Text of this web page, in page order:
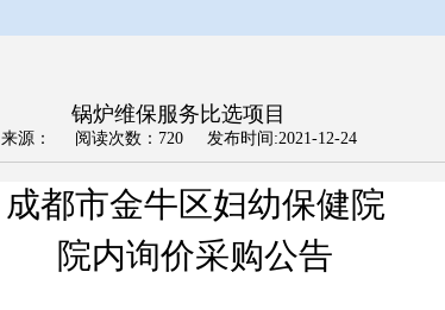
锅炉维保服务比选项目
来源： 阅读次数： 720 发布时间:2021-12-24
成都市金牛区妇幼保健院
院内询价采购公告